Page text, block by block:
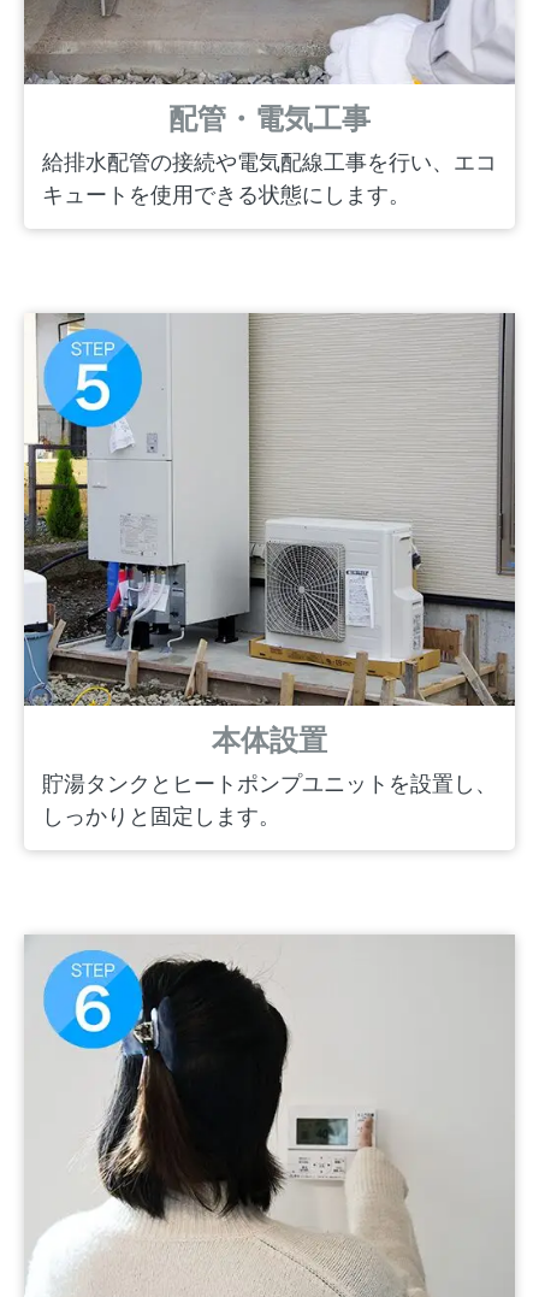
配管・電気工事
給排水配管の接続や電気配線工事を行い、エコ
キュートを使用できる状態にします。
本体設置
貯湯タンクとヒートポンプユニットを設置し、
しっかりと固定します。